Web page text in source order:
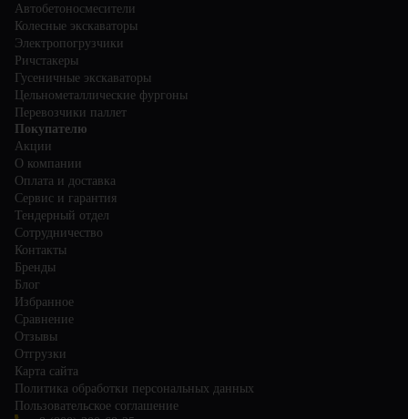
Автобетоносмесители
Колесные экскаваторы
Электропогрузчики
Ричстакеры
Гусеничные экскаваторы
Цельнометаллические фургоны
Перевозчики паллет
Покупателю
Акции
О компании
Оплата и доставка
Сервис и гарантия
Тендерный отдел
Сотрудничество
Контакты
Бренды
Блог
Избранное
Сравнение
Отзывы
Отгрузки
Карта сайта
Политика обработки персональных данных
Пользовательское соглашение